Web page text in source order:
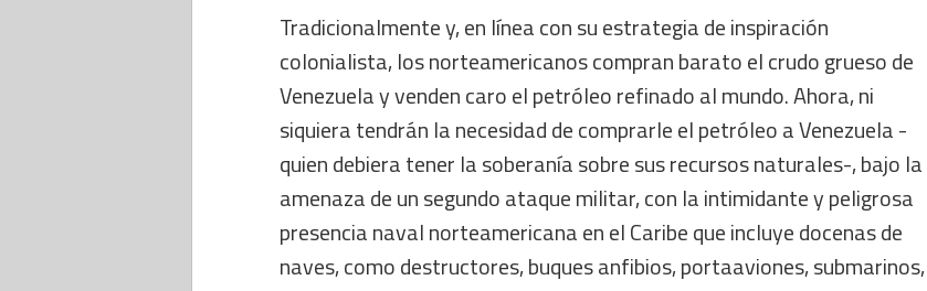
Tradicionalmente y, en línea con su estrategia de inspiración
colonialista, los norteamericanos compran barato el crudo grueso de
Venezuela y venden caro el petróleo refinado al mundo. Ahora, ni
siquiera tendrán la necesidad de comprarle el petróleo a Venezuela -
quien debiera tener la soberanía sobre sus recursos naturales-, bajo la
amenaza de un segundo ataque militar, con la intimidante y peligrosa
presencia naval norteamericana en el Caribe que incluye docenas de
naves, como destructores, buques anfibios, portaaviones, submarinos,